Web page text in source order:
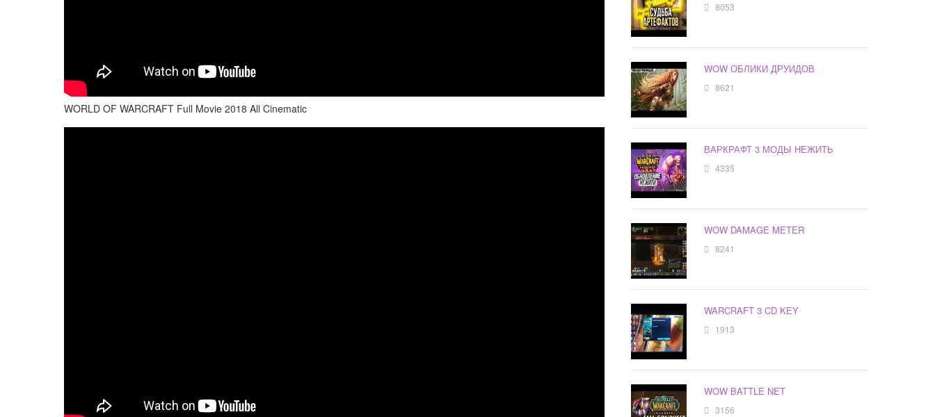
WORLD OF WARCRAFT Full Movie 2018 All Cinematic
8053
WOW ОБЛИКИ ДРУИДОВ
8621
ВАРКРАФТ 3 МОДЫ НЕЖИТЬ
4335
WOW DAMAGE METER
8241
WARCRAFT 3 CD KEY
1913
WOW BATTLE NET
3156